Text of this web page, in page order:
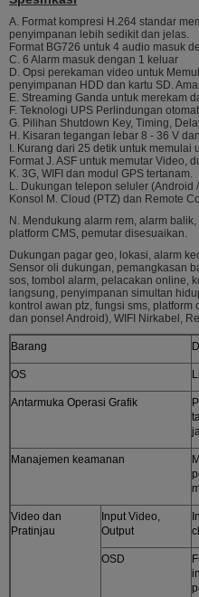
A. Format kompresi H.264 standar
penyimpanan lebih sedikit dan jelas.
Format BG726 untuk 4 audio masuk
C. 6 Alarm masuk dengan 1 keluar
D. Opsi perekaman video untuk
penyimpanan HDD dan kartu SD.
E. Streaming Ganda untuk merekam
F. Teknologi UPS Perlindungan
G. Pilihan Shutdown Key, Timing,
H. Kisaran tegangan lebar 8 - 36 V
I. Kurang dari 25 detik untuk memulai
Format J. ASF untuk memutar Video,
K. 3G, WIFI dan modul GPS tertanam.
L. Dukungan telepon seluler (Android
Konsol M. Cloud (PTZ) dan Remote
N. Mendukung alarm rem, alarm
platform CMS, pemutar disesuaikan.
Dukungan pagar geo, lokasi, alarm
Sensor oli dukungan, pemangkasan
sos, tombol alarm, pelacakan online,
langsung, penyimpanan simultan
kontrol awan ptz, fungsi sms,
dan ponsel Android), WIFI Nirkabel,
Barang
OS
Antarmuka Operasi Grafik
Manajemen keamanan
Video dan
Pratinjau
Input Video,
Output
OSD